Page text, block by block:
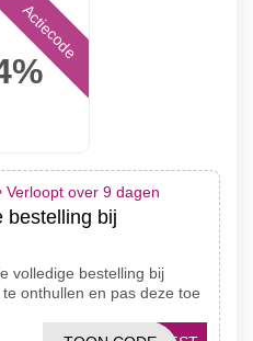
Actiecode
Verloopt over 9 dagen
bestelling bij
volledige bestelling bij
onthullen en pas deze toe